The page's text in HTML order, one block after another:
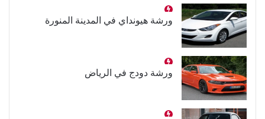
ورشة هيونداي في المدينة المنورة
ورشة دودج في الرياض